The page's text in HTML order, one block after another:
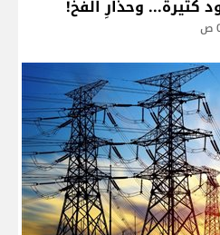
كثيرة... وحذارِ الفخ!